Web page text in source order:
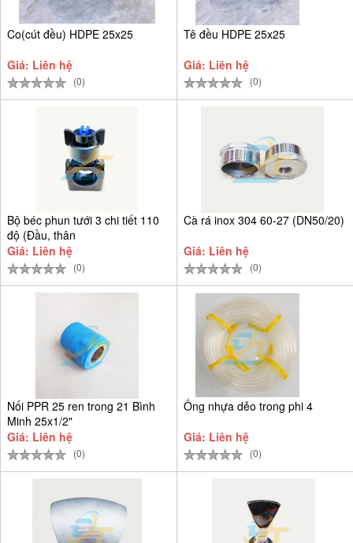
Co(cút đều) HDPE 25x25
Giá: Liên hệ
(0)
Tê đều HDPE 25x25
Giá: Liên hệ
(0)
Bộ béc phun tưới 3 chi tiết 110
độ (Đầu, thân
Giá: Liên hệ
(0)
Cà rá inox 304 60-27 (DN50/20)
Giá: Liên hệ
(0)
Nối PPR 25 ren trong 21 Bình
Minh 25x1/2"
Giá: Liên hệ
(0)
Ống nhựa dẻo trong phi 4
Giá: Liên hệ
(0)